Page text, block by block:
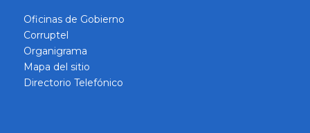
Oficinas de Gobierno
Corruptel
Organigrama
Mapa del sitio
Directorio Telefónico